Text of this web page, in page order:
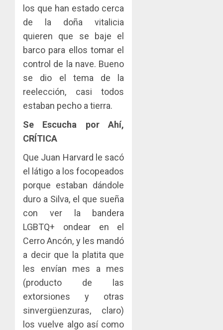
los que han estado cerca
de la doña vitalicia
quieren que se baje el
barco para ellos tomar el
control de la nave. Bueno
se dio el tema de la
reelección, casi todos
estaban pecho a tierra.
Se Escucha por Ahí,
CRÍTICA
Que Juan Harvard le sacó
el látigo a los focopeados
porque estaban dándole
duro a Silva, el que sueña
con ver la bandera
LGBTQ+ ondear en el
Cerro Ancón, y les mandó
a decir que la platita que
les envían mes a mes
(producto de las
extorsiones y otras
sinvergüenzuras, claro)
los vuelve algo así como